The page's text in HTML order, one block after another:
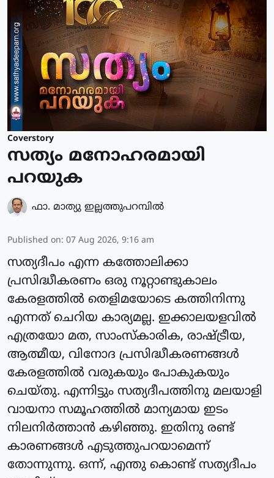
Coverstory
സത്യം മനോഹരമായി
പറയുക
ഫാ. മാത്യു ഇല്ലത്തുപറമ്പില്‍
Published on: 07 Aug 2026, 9:16 am
സത്യദീപം എന്ന കത്തോലിക്കാ
പ്രസിദ്ധീകരണം ഒരു നൂറ്റാണ്ടുകാലം
കേരളത്തിൽ തെളിമയോടെ കത്തിനിന്നു
എന്നത് ചെറിയ കാര്യമല്ല. ഇക്കാലയളവിൽ
എത്രയോ മത, സാംസ്‌കാരിക, രാഷ്ട്രീയ,
ആത്മീയ, വിനോദ പ്രസിദ്ധീകരണങ്ങൾ
കേരളത്തിൽ വരുകയും പോകുകയും
ചെയ്‌തു. എന്നിട്ടും സത്യദീപത്തിനു മലയാളി
വായനാ സമൂഹത്തിൽ മാന്യമായ ഇടം
നിലനിർത്താൻ കഴിഞ്ഞു. ഇതിനു രണ്ട്
കാരണങ്ങൾ എടുത്തുപറയാമെന്ന്
തോന്നുന്നു. ഒന്ന്, എന്തു കൊണ്ട് സത്യദീപം